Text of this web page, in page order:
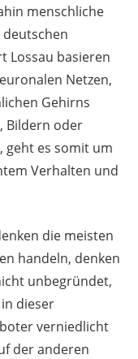
menschliche
Lossau basieren
Netzen,
Gehirns
Bildern oder
geht es somit um
Verhalten und
die meisten
handeln, denken
unbegründet,
dieser
verniedlicht
der anderen